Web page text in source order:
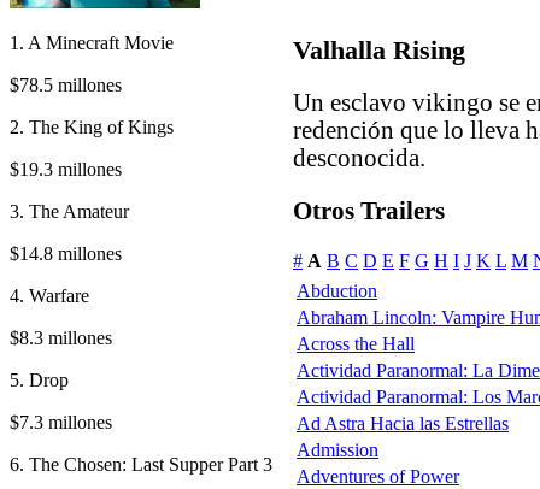
1. A Minecraft Movie
$78.5 millones
2. The King of Kings
$19.3 millones
3. The Amateur
$14.8 millones
4. Warfare
$8.3 millones
5. Drop
$7.3 millones
6. The Chosen: Last Supper Part 3
Valhalla Rising
Un esclavo vikingo se
redención que lo lleva
desconocida.
Otros Trailers
# A B C D E F G H I J K L M
Abduction
Abraham Lincoln: Vampire
Across the Hall
Actividad Paranormal: La
Actividad Paranormal: Los
Ad Astra Hacia las Estrellas
Admission
Adventures of Power